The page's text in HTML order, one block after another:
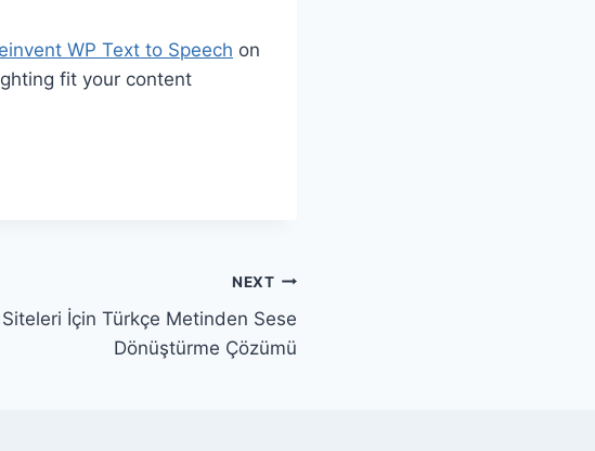
WP Text to Speech on
fit your content
NEXT
İçin Türkçe Metinden Sese
Dönüştürme Çözümü